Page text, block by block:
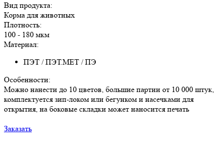
Вид продукта:
Корма для животных
Плотность:
100 - 180 мкм
Материал:
ПЭТ / ПЭТ.МЕТ / ПЭ
Особенности:
Можно нанести до 10 цветов, большие партии от 10 000 штук,
комплектуется зип-локом или бегунком и насечками для
открытия, на боковые складки может наносится печать
Заказать